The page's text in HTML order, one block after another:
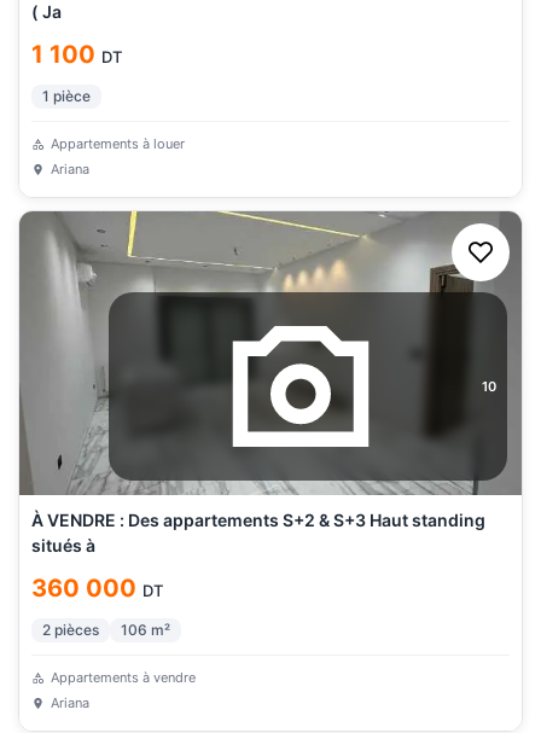
( Ja
1 100 DT
1 pièce
Appartements à louer
Ariana
10
À VENDRE : Des appartements S+2 & S+3 Haut standing
situés à
360 000 DT
2 pièces 106 m²
Appartements à vendre
Ariana